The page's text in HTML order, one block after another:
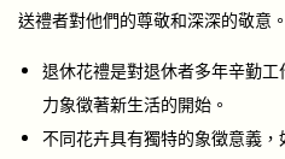
送禮者對他們的尊敬和深深的敬意。
退休花禮是對退休者多年辛勤
力象徵著新生活的開始。
不同花卉具有獨特的象徵意義